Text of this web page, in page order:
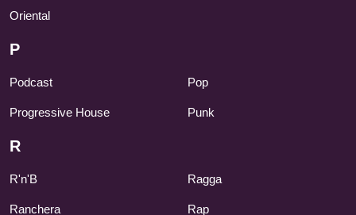
Oriental
P
Podcast Pop
Progressive House Punk
R
R'n'B Ragga
Ranchera Rap